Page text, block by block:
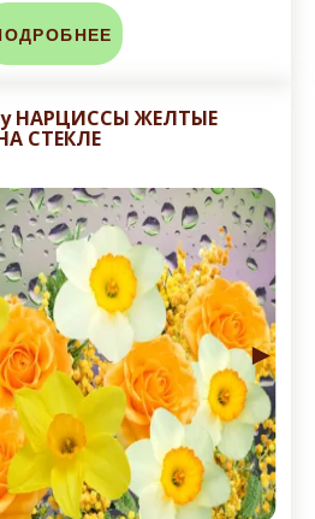
НАРЦИССЫ ЖЕЛТЫЕ
СТЕКЛЕ
►